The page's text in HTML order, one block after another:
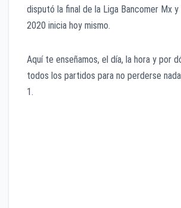
disputó la final de la Liga Bancomer Mx y
2020 inicia hoy mismo.
Aquí te enseñamos, el día, la hora y por
todos los partidos para no perderse
1.